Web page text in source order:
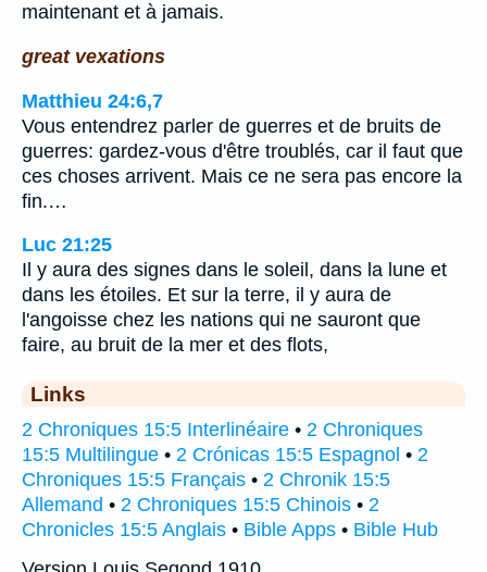
maintenant et à jamais.
great vexations
Matthieu 24:6,7
Vous entendrez parler de guerres et de bruits de
guerres: gardez-vous d'être troublés, car il faut que
ces choses arrivent. Mais ce ne sera pas encore la
fin.…
Luc 21:25
Il y aura des signes dans le soleil, dans la lune et
dans les étoiles. Et sur la terre, il y aura de
l'angoisse chez les nations qui ne sauront que
faire, au bruit de la mer et des flots,
Links
2 Chroniques 15:5 Interlinéaire • 2 Chroniques
15:5 Multilingue • 2 Crónicas 15:5 Espagnol • 2
Chroniques 15:5 Français • 2 Chronik 15:5
Allemand • 2 Chroniques 15:5 Chinois • 2
Chronicles 15:5 Anglais • Bible Apps • Bible Hub